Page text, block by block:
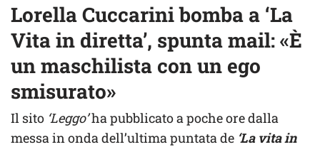
Lorella Cuccarini bomba a ‘La
Vita in diretta’, spunta mail: «È
un maschilista con un ego
smisurato»
Il sito ‘Leggo’ha pubblicato a poche ore dalla
messa in onda dell’ultima puntata de ‘La vita in